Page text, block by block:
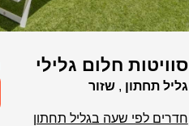
סוויטות חלום גלילי
גליל תחתון ,שזור
חדרים לפי שעה בגליל תחתון